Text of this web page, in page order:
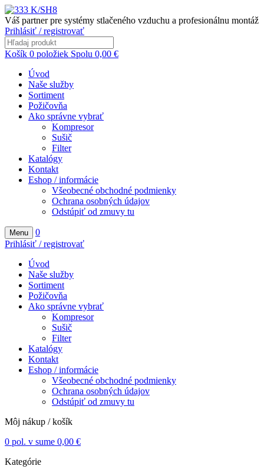
Váš partner pre systémy stlačeného vzduchu a profesionálnu montáž
Prihlásiť / registrovať
Košík 0 položiek Spolu 0,00 €
Úvod
Naše služby
Sortiment
Požičovňa
Ako správne vybrať
Kompresor
Sušič
Filter
Katalógy
Kontakt
Eshop / informácie
Všeobecné obchodné podmienky
Ochrana osobných údajov
Odstúpiť od zmuvy tu
Menu
0
Prihlásiť / registrovať
Úvod
Naše služby
Sortiment
Požičovňa
Ako správne vybrať
Kompresor
Sušič
Filter
Katalógy
Kontakt
Eshop / informácie
Všeobecné obchodné podmienky
Ochrana osobných údajov
Odstúpiť od zmuvy tu
Môj nákup / košík
0 pol. v sume 0,00 €
Kategórie